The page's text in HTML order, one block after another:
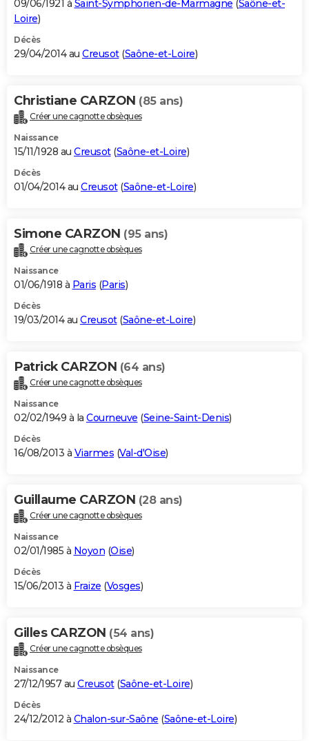
09/06/1921 à Saint-Symphorien-de-Marmagne (Saône-et-
Loire)
Décès
29/04/2014 au Creusot(Saône-et-Loire)
Christiane CARZON (85 ans)
Créer une cagnotte obsèques
Naissance
15/11/1928 au Creusot(Saône-et-Loire)
Décès
01/04/2014 au Creusot(Saône-et-Loire)
Simone CARZON (95 ans)
Créer une cagnotte obsèques
Naissance
01/06/1918 à Paris (Paris)
Décès
19/03/2014 au Creusot(Saône-et-Loire)
Patrick CARZON (64 ans)
Créer une cagnotte obsèques
Naissance
02/02/1949 à la Courneuve (Seine-Saint-Denis)
Décès
16/08/2013 à Viarmes (Val-d'Oise)
Guillaume CARZON (28 ans)
Créer une cagnotte obsèques
Naissance
02/01/1985 à Noyon (Oise)
Décès
15/06/2013 à Fraize (Vosges)
Gilles CARZON (54 ans)
Créer une cagnotte obsèques
Naissance
27/12/1957 au Creusot(Saône-et-Loire)
Décès
24/12/2012 à Chalon-sur-Saône (Saône-et-Loire)